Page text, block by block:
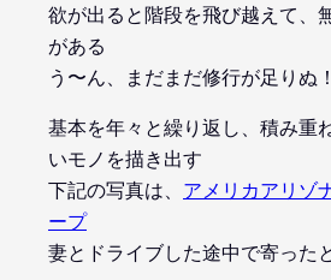
欲が出ると階段を飛び越えて、
がある
う〜ん、まだまだ修行が足りぬ
基本を年々と繰り返し、積み重
いモノを描き出す
下記の写真は、 アメリカアリゾ
ープ
妻とドライブした途中で寄った